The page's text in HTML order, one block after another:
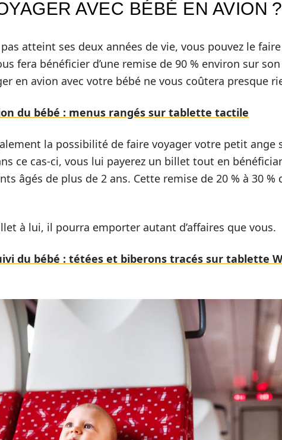
AVEC BÉBÉ EN AVION ?
atteint ses deux années de vie, vous pouvez le
fera bénéficier d’une remise de 90 % environ sur
en avion avec votre bébé ne vous coûtera presque
du bébé : menus rangés sur tablette tactile
la possibilité de faire voyager votre petit ange
ce cas-ci, vous lui payerez un billet tout en
âgés de plus de 2 ans. Cette remise de 20 % à 30 %
à lui, il pourra emporter autant d’affaires que vous.
du bébé : tétées et biberons tracés sur tablette